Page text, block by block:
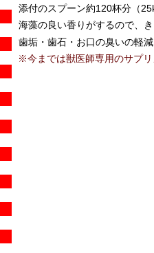
添付のスプーン約120杯分（
海藻の良い香りがするので、
歯垢・歯石・お口の臭いの軽
※今までは獣医師専用のサプ